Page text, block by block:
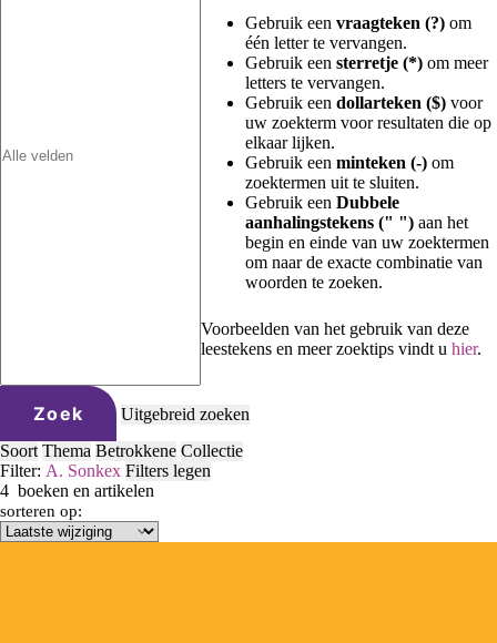
Gebruik een vraagteken (?) om
één letter te vervangen.
Gebruik een sterretje (*) om meer
letters te vervangen.
Gebruik een dollarteken ($) voor
uw zoekterm voor resultaten die op
elkaar lijken.
Gebruik een minteken (-) om
zoektermen uit te sluiten.
Gebruik een Dubbele
aanhalingstekens (" ") aan het
begin en einde van uw zoektermen
om naar de exacte combinatie van
woorden te zoeken.
Voorbeelden van het gebruik van deze
leestekens en meer zoektips vindt u hier.
Zoek
Uitgebreid zoeken
Soort Thema Betrokkene Collectie
Filter: A. Sonkex Filters legen
4 boeken en artikelen
sorteren op: